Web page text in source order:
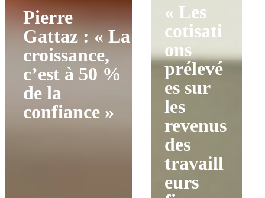
Pierre
Gattaz : « La
croissance,
c’est à 50 %
de la
confiance »
« Les
cotisati
ons
prélevé
es sur
les
revenus
des
travaill
eurs